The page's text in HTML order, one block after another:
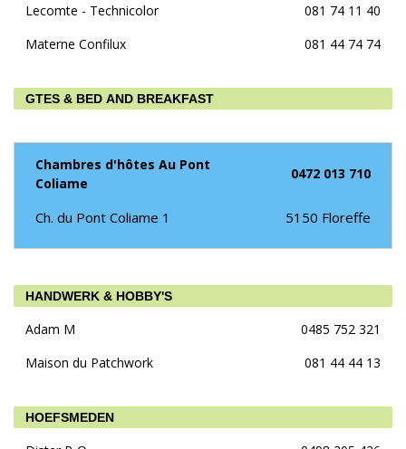
Lecomte - Technicolor
081 74 11 40
Materne Confilux
081 44 74 74
GTES & BED AND BREAKFAST
Chambres d'hôtes Au Pont
Coliame
0472 013 710
Ch. du Pont Coliame 1 5150 Floreffe
HANDWERK & HOBBY'S
Adam M
0485 752 321
Maison du Patchwork
081 44 44 13
HOEFSMEDEN